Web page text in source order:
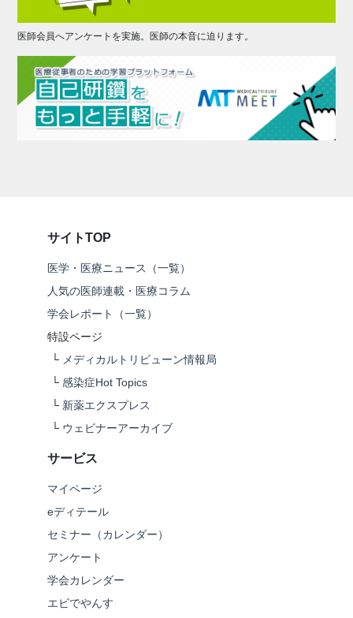
医師会員へアンケートを実施。医師の本音に迫ります。
サイトTOP
医学・医療ニュース（一覧）
人気の医師連載・医療コラム
学会レポート（一覧）
特設ページ
└ メディカルトリビューン情報局
└ 感染症Hot Topics
└ 新薬エクスプレス
└ ウェビナーアーカイブ
サービス
マイページ
eディテール
セミナー（カレンダー）
アンケート
学会カレンダー
エビでやんす